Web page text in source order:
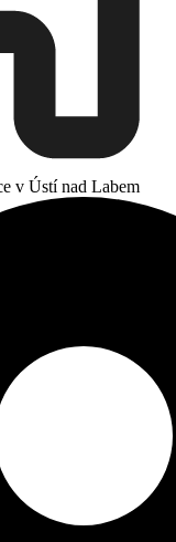
v Ústí nad Labem